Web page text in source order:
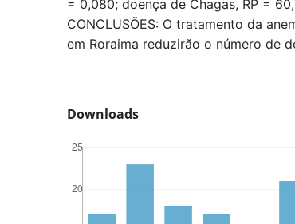
= 0,080; doença de Chagas, RP =
CONCLUSÕES: O tratamento da
em Roraima reduzirão o número de
Downloads